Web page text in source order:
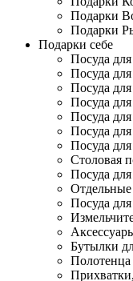
Подарки
Подарки
Подарки себе
Посуда
Посуда
Посуда
Посуда
Посуда
Посуда
Посуда
Столовая
Посуда для
Отдельные
Посуда для
Бутылки
Полотенца